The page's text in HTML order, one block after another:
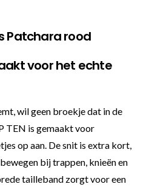
Patchara rood
voor het echte
wil geen broekje dat in de
TEN is gemaakt voor
op aan. De snit is extra kort,
bij trappen, knieën en
tailleband zorgt voor een